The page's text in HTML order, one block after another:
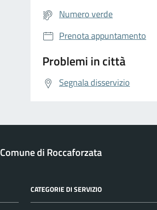
Numero verde
Prenota appuntamento
Problemi in città
Segnala disservizio
Comune di Roccaforzata
CATEGORIE DI SERVIZIO